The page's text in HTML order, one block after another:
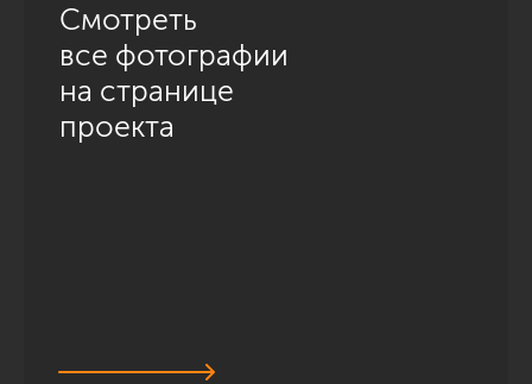
Смотреть
все фотографии
на странице
проекта